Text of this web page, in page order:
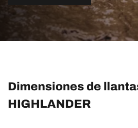
Dimensiones de
HIGHLANDER